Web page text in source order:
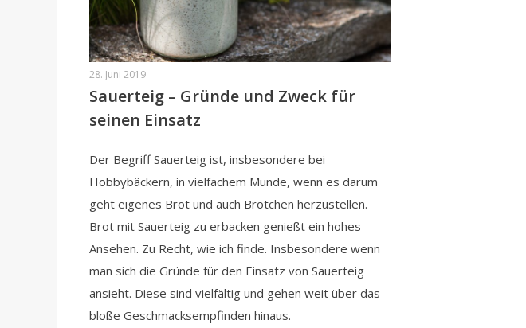
28. Juni 2019
Sauerteig – Gründe und Zweck für
seinen Einsatz
Der Begriff Sauerteig ist, insbesondere bei
Hobbybäckern, in vielfachem Munde, wenn es darum
geht eigenes Brot und auch Brötchen herzustellen.
Brot mit Sauerteig zu erbacken genießt ein hohes
Ansehen. Zu Recht, wie ich finde. Insbesondere wenn
man sich die Gründe für den Einsatz von Sauerteig
ansieht. Diese sind vielfältig und gehen weit über das
bloße Geschmacksempfinden hinaus.